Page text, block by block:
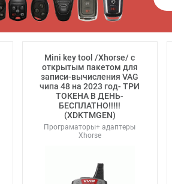
Mini key tool /Xhorse/ с
открытым пакетом для
записи-вычисления VAG
чипа 48 на 2023 год- ТРИ
ТОКЕНА В ДЕНЬ-
БЕСПЛАТНО!!!!!
(XDKTMGEN)
Програматоры+ адаптеры
Xhorse